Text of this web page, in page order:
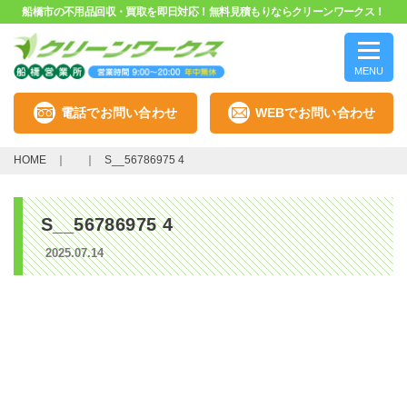
船橋市の不用品回収・買取を即日対応！無料見積もりならクリーンワークス！
MENU
電話でお問い合わせ WEBでお問い合わせ
HOME S__56786975 4
S__56786975 4
2025.07.14